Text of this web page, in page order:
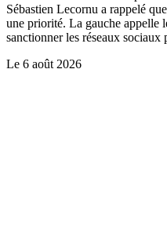
Sébastien Lecornu a rappelé
une priorité. La gauche appelle
sanctionner les réseaux
Le 6 août 2026